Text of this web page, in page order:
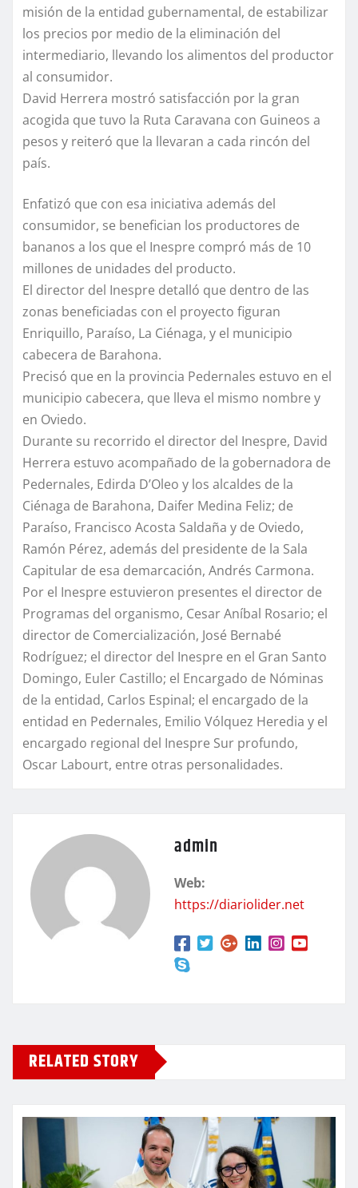
misión de la entidad gubernamental, de estabilizar
los precios por medio de la eliminación del
intermediario, llevando los alimentos del productor
al consumidor.
David Herrera mostró satisfacción por la gran
acogida que tuvo la Ruta Caravana con Guineos a
pesos y reiteró que la llevaran a cada rincón del
país.
Enfatizó que con esa iniciativa además del
consumidor, se benefician los productores de
bananos a los que el Inespre compró más de 10
millones de unidades del producto.
El director del Inespre detalló que dentro de las
zonas beneficiadas con el proyecto figuran
Enriquillo, Paraíso, La Ciénaga, y el municipio
cabecera de Barahona.
Precisó que en la provincia Pedernales estuvo en el
municipio cabecera, que lleva el mismo nombre y
en Oviedo.
Durante su recorrido el director del Inespre, David
Herrera estuvo acompañado de la gobernadora de
Pedernales, Edirda D’Oleo y los alcaldes de la
Ciénaga de Barahona, Daifer Medina Feliz; de
Paraíso, Francisco Acosta Saldaña y de Oviedo,
Ramón Pérez, además del presidente de la Sala
Capitular de esa demarcación, Andrés Carmona.
Por el Inespre estuvieron presentes el director de
Programas del organismo, Cesar Aníbal Rosario; el
director de Comercialización, José Bernabé
Rodríguez; el director del Inespre en el Gran Santo
Domingo, Euler Castillo; el Encargado de Nóminas
de la entidad, Carlos Espinal; el encargado de la
entidad en Pedernales, Emilio Vólquez Heredia y el
encargado regional del Inespre Sur profundo,
Oscar Labourt, entre otras personalidades.
admin
Web:
https://diariolider.net
RELATED STORY